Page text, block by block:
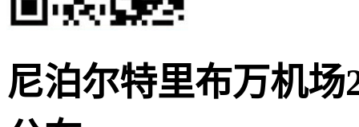
尼泊尔特里布万机